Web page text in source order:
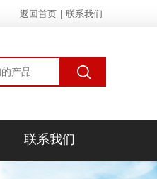
返回首页 联系我们
联系我们